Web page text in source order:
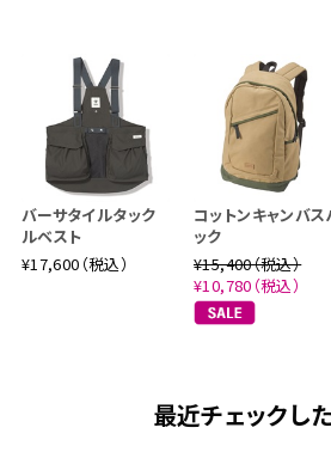
バーサタイルタック
ルベスト
¥17,600（税込）
コットンキャンバス
ック
¥15,400（税込）
¥10,780（税込）
最近チェックし